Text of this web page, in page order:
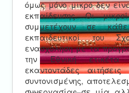
όμως μόνο μικρό δεν
εκπαίδευσης. Οι
συμμετέχουν σε
εκπαιδευτικοί του
ενασχόληση με τα
την Εθνική
εκαντοντάδες
συντονισμένης,